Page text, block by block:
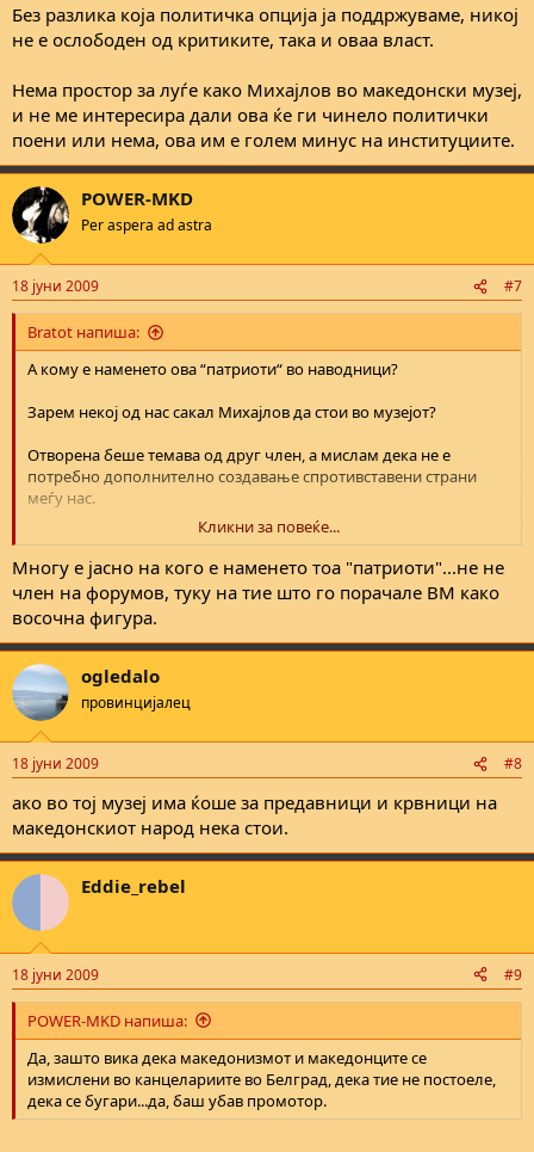
Без разлика која политичка опција ја поддржуваме, никој
не е ослободен од критиките, така и оваа власт.
Нема простор за луѓе како Михајлов во македонски музеј,
и не ме интересира дали ова ќе ги чинело политички
поени или нема, ова им е голем минус на институциите.
POWER-MKD
Per aspera ad astra
18 јуни 2009 #7
Bratot напиша:
А кому е наменето ова “патриоти“ во наводници?
Зарем некој од нас сакал Михајлов да стои во музејот?
Отворена беше темава од друг член, а мислам дека не е
потребно дополнително создавање спротивставени страни
меѓу нас.
Без разлика која политичка опција ја поддржуваме, никој не е
ослободен од критиките, така и оваа власт.
Нема простор за луѓе како Михајлов во македонски музеј, и не
ме интересира дали ова ќе ги чинело политички поени или
нема, ова им е голем минус на институциите.
Кликни за повеќе...
Многу е јасно на кого е наменето тоа "патриоти"...не не
член на форумов, туку на тие што го порачале ВМ како
восочна фигура.
ogledalo
провинцијалец
18 јуни 2009 #8
ако во тој музеј има ќоше за предавници и крвници на
македонскиот народ нека стои.
Eddie_rebel
18 јуни 2009 #9
POWER-MKD напиша:
Да, зашто вика дека македонизмот и македонците се
измислени во канцелариите во Белград, дека тие не постоеле,
дека се бугари...да, баш убав промотор.